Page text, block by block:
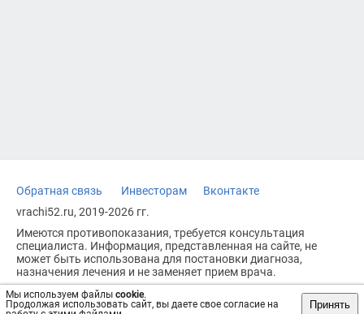
Мы используем файлы cookie.
Продолжая использовать сайт, вы даете свое согласие на
Принять
Обратная связь Инвесторам
Вконтакте
vrachi52.ru, 2019-2026 гг.
Имеются противопоказания, требуется консультация
специалиста. Информация, представленная на сайте, не
может быть использована для постановки диагноза,
назначения лечения и не заменяет прием врача.
Возрастное ограничение: 18+